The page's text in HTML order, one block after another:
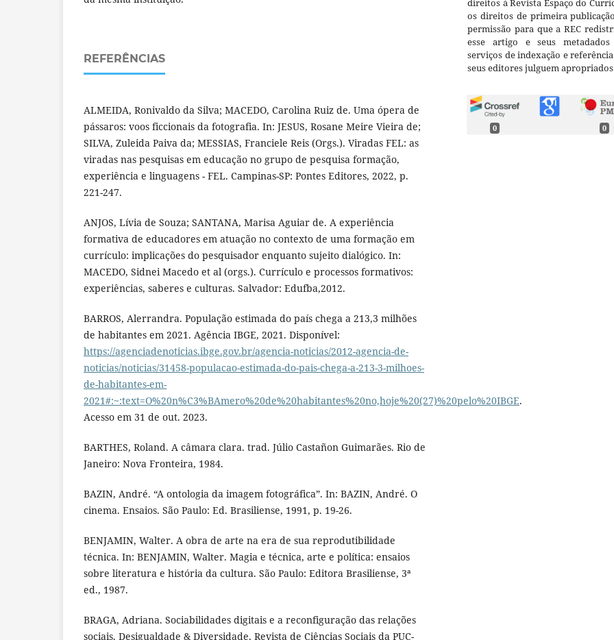
REFERÊNCIAS
ALMEIDA, Ronivaldo da Silva; MACEDO, Carolina Ruiz de. Uma ópera de
pássaros: voos ficcionais da fotografia. In: JESUS, Rosane Meire Vieira de;
SILVA, Zuleida Paiva da; MESSIAS, Franciele Reis (Orgs.). Viradas FEL: as
viradas nas pesquisas em educação no grupo de pesquisa formação,
experiência e linguagens - FEL. Campinas-SP: Pontes Editores, 2022, p.
221-247.
ANJOS, Lívia de Souza; SANTANA, Marisa Aguiar de. A experiência
formativa de educadores em atuação no contexto de uma formação em
currículo: implicações do pesquisador enquanto sujeito dialógico. In:
MACEDO, Sidnei Macedo et al (orgs.). Currículo e processos formativos:
experiências, saberes e culturas. Salvador: Edufba,2012.
BARROS, Alerrandra. População estimada do país chega a 213,3 milhões
de habitantes em 2021. Agência IBGE, 2021. Disponível:
https://agenciadenoticias.ibge.gov.br/agencia-noticias/2012-agencia-de-
noticias/noticias/31458-populacao-estimada-do-pais-chega-a-213-3-milhoes-
de-habitantes-em-
2021#:~:text=O%20n%C3%BAmero%20de%20habitantes%20no,hoje%20(27)%20pelo%20IBGE.
Acesso em 31 de out. 2023.
BARTHES, Roland. A câmara clara. trad. Júlio Castañon Guimarães. Rio de
Janeiro: Nova Fronteira, 1984.
BAZIN, André. “A ontologia da imagem fotográfica”. In: BAZIN, André. O
cinema. Ensaios. São Paulo: Ed. Brasiliense, 1991, p. 19-26.
BENJAMIN, Walter. A obra de arte na era de sua reprodutibilidade
técnica. In: BENJAMIN, Walter. Magia e técnica, arte e política: ensaios
sobre literatura e história da cultura. São Paulo: Editora Brasiliense, 3ª
ed., 1987.
BRAGA, Adriana. Sociabilidades digitais e a reconfiguração das relações
sociais. Desigualdade & Diversidade, Revista de Ciências Sociais da PUC-
direitos à Revista Espaço do
os direitos de primeira
permissão para que a REC
esse artigo e seus metadados
serviços de indexação e
seus editores julguem
0 0